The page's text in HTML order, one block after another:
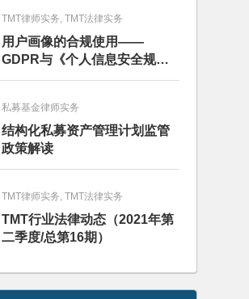
TMT律师实务, TMT法律实务
用户画像的合规使用——
GDPR与《个人信息安全规
范》的比较分析
私募基金律师实务
结构化私募资产管理计划监管
政策解读
TMT律师实务, TMT法律实务
TMT行业法律动态（2021年第
二季度/总第16期）